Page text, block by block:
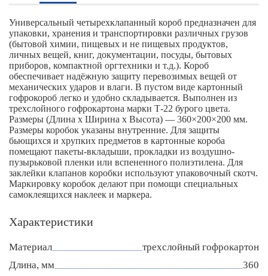
Универсальный четырехклапанный короб предназначен для
упаковки, хранения и транспортировки различных грузов
(бытовой химии, пищевых и не пищевых продуктов,
личных вещей, книг, документации, посуды, бытовых
приборов, компактной оргтехники и т.д.). Короб
обеспечивает надёжную защиту перевозимых вещей от
механических ударов и влаги. В пустом виде картонный
гофрокороб легко и удобно складывается. Выполнен из
трехслойного гофрокартона марки Т-22 бурого цвета.
Размеры (Длина х Ширина х Высота) — 360×200×200 мм.
Размеры коробок указаны внутренние. Для защиты
бьющихся и хрупких предметов в картонные короба
помещают пакеты-вкладыши, прокладки из воздушно-
пузырьковой пленки или вспененного полиэтилена. Для
заклейки клапанов коробки используют упаковочный скотч.
Маркировку коробок делают при помощи специальных
самоклеящихся наклеек и маркера.
Характеристики
Материал
трехслойный гофрокартон
Длина, мм
360